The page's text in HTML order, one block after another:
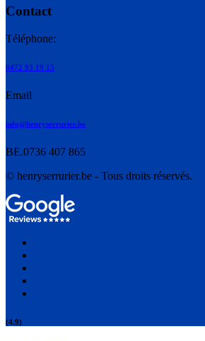
Contact
Téléphone:
0472 93 19 15
Email
info@henryserrurier.be
BE.0736 407 865
© henryserrurier.be - Tous droits réservés.
(4.9)